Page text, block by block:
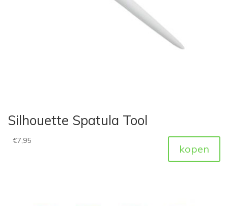
Silhouette Spatula Tool
€7,95
kopen